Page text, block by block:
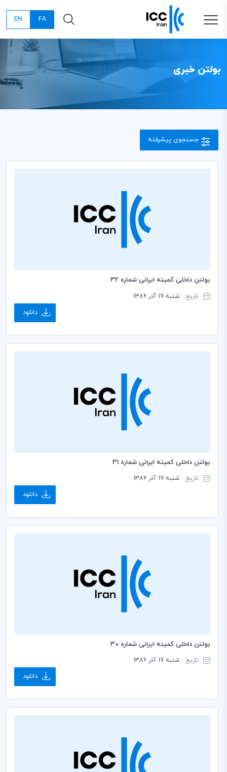
FA
EN
بولتن خبری
جستجوی پیشرفته
بولتن داخلی کمیته ایرانی شماره 32
تاریخ : شنبه 17 آذر 1386
دانلود
بولتن داخلی کمیته ایرانی شماره 31
تاریخ : شنبه 17 آذر 1386
دانلود
بولتن داخلی کمیته ایرانی شماره 30
تاریخ : شنبه 17 آذر 1386
دانلود